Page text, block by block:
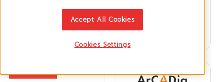
Start at
Call
New Item
Accept All Cookies
Cookies Settings